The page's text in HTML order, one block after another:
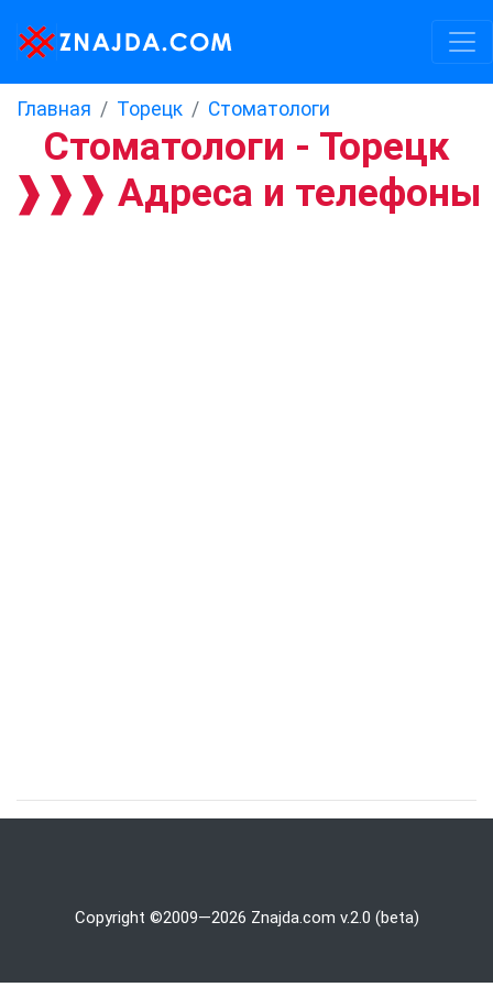
Главная Торецк Стоматологи
Стоматологи - Торецк
❱❱❱ Адреса и телефоны
Copyright ©2009—2026 Znajda.com v.2.0 (beta)